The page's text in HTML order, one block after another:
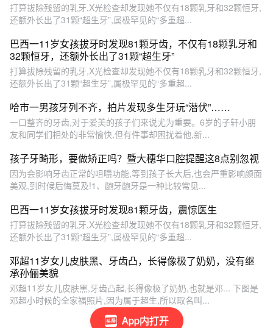
App内打开
打算拔除残留的乳牙,X光检查却发现她不仅有18颗乳牙和32颗恒牙,
还额外长出了31颗“超生牙”,属极罕见的“多重超...
巴西一11岁女孩拔牙时发现81颗牙齿，不仅有18颗乳牙和
32颗恒牙，还额外长出了31颗“超生牙”
打算拔除残留的乳牙,X光检查却发现她不仅有18颗乳牙和32颗恒牙,
还额外长出了31颗“超生牙”,属极罕见的“多重超...
哈市一男孩牙列不齐，拍片发现多生牙玩“潜伏”……
一口整齐的牙齿,对于爱美的孩子们来说尤为重要。6岁的子轩小朋
友和同学们相处的非常愉快,但有件事却困扰着他,新...
孩子牙畸形，要做矫正吗？暨大穗华口腔提醒这8点别忽视
因为会影响牙齿正常的咀嚼功能,等到孩子长大后,也会严重影响颜面
美观,到时候后悔莫及!1、龅牙龅牙是一种比较常见...
巴西一11岁女孩拔牙时发现81颗牙齿，震惊医生
打算拔除残留的乳牙,X光检查却发现她不仅有18颗乳牙和32颗恒牙,
还额外长出了31颗“超生牙”,属极罕见的“多重超...
邓超11岁女儿皮肤黑、牙齿凸，长得像极了奶奶，没有继
承孙俪美貌
邓超11岁女儿皮肤黑,牙齿凸起,长得像极了奶奶,也就是邓... 下图是
邓超小时候的全家福照片,因为属于超生,所以取名叫...